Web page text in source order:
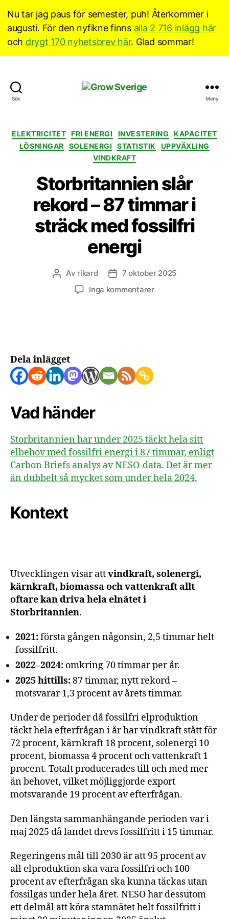
Nu tar jag paus för semester, puh! Återkommer i
augusti. För den nyfikne finns alla 2 716 inlägg här
och drygt 170 nyhetsbrev här. Glad sommar!
Sök Meny
Kategorier
ELEKTRICITET FRI ENERGI INVESTERING
KAPACITET
LÖSNINGAR
SOLENERGI STATISTIK
UPPVÄXLING
VINDKRAFT
Storbritannien slår
rekord – 87 timmar i
sträck med fossilfri
energi
Inläggsförfattare
Av rikard Inläggsdatum
7 oktober 2025
Inga kommentarertill
Dela inlägget
Vad händer
Storbritannien har under 2025 täckt hela sitt
elbehov med fossilfri energi i 87 timmar, enligt
Carbon Briefs analys av NESO-data. Det är mer
än dubbelt så mycket som under hela 2024.
Kontext
Utvecklingen visar attvindkraft, solenergi,
kärnkraft, biomassa och vattenkraft allt
oftare kan driva hela elnätet i
Storbritannien.
2021:första gången någonsin, 2,5 timmar helt
fossilfritt.
2022–2024: omkring 70 timmar per år.
2025 hittills:87 timmar, nytt rekord –
motsvarar 1,3 procent av årets timmar.
Under de perioder då fossilfri elproduktion
täckt hela efterfrågan i år har vindkraft stått för
72 procent, kärnkraft 18 procent, solenergi 10
procent, biomassa 4 procent och vattenkraft 1
procent. Totalt producerades till och med mer
än behovet, vilket möjliggjorde export
motsvarande 19 procent av efterfrågan.
Den längsta sammanhängande perioden var i
maj 2025 då landet drevs fossilfritt i 15 timmar.
Regeringens mål till 2030 är att 95 procent av
all elproduktion ska vara fossilfri och 100
procent av efterfrågan ska kunna täckas utan
fossilgas under hela året. NESO har dessutom
ett delmål att köra stamnätet helt fossilfritt i